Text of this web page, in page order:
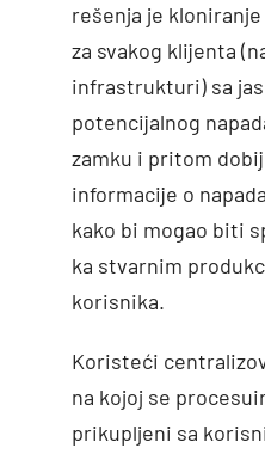
rešenja je
za svakog klijenta
infrastrukturi) sa
potencijalnog
zamku i pritom
informacije o
kako bi mogao biti
ka stvarnim
korisnika.
Koristeći
na kojoj se
prikupljeni sa